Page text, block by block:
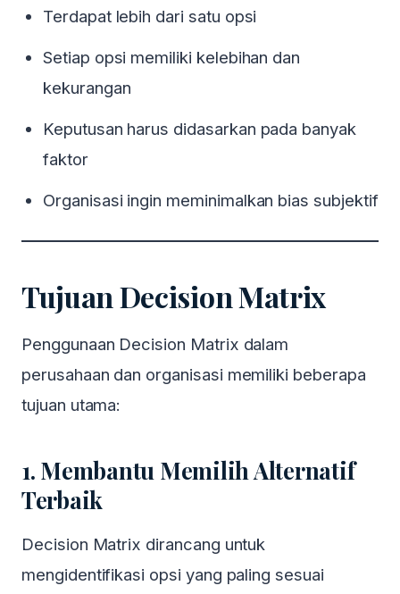
Terdapat lebih dari satu opsi
Setiap opsi memiliki kelebihan dan
kekurangan
Keputusan harus didasarkan pada banyak
faktor
Organisasi ingin meminimalkan bias subjektif
Tujuan Decision Matrix
Penggunaan Decision Matrix dalam
perusahaan dan organisasi memiliki beberapa
tujuan utama:
1. Membantu Memilih Alternatif
Terbaik
Decision Matrix dirancang untuk
mengidentifikasi opsi yang paling sesuai